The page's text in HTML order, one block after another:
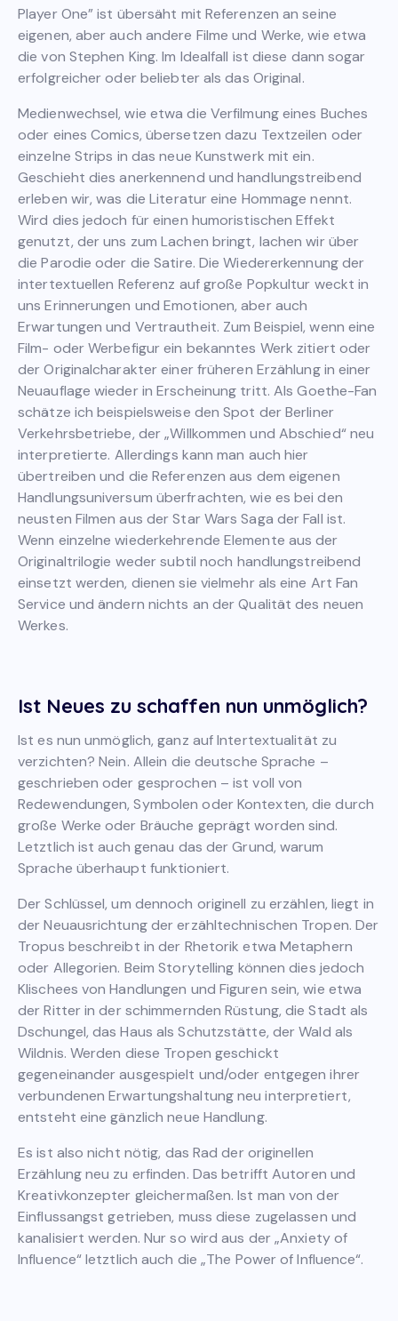
Player One” ist übersäht mit Referenzen an seine
eigenen, aber auch andere Filme und Werke, wie etwa
die von Stephen King. Im Idealfall ist diese dann sogar
erfolgreicher oder beliebter als das Original.
Medienwechsel, wie etwa die Verfilmung eines Buches
oder eines Comics, übersetzen dazu Textzeilen oder
einzelne Strips in das neue Kunstwerk mit ein.
Geschieht dies anerkennend und handlungstreibend
erleben wir, was die Literatur eine Hommage nennt.
Wird dies jedoch für einen humoristischen Effekt
genutzt, der uns zum Lachen bringt, lachen wir über
die Parodie oder die Satire. Die Wiedererkennung der
intertextuellen Referenz auf große Popkultur weckt in
uns Erinnerungen und Emotionen, aber auch
Erwartungen und Vertrautheit. Zum Beispiel, wenn eine
Film- oder Werbefigur ein bekanntes Werk zitiert oder
der Originalcharakter einer früheren Erzählung in einer
Neuauflage wieder in Erscheinung tritt. Als Goethe-Fan
schätze ich beispielsweise den Spot der Berliner
Verkehrsbetriebe, der „Willkommen und Abschied“ neu
interpretierte. Allerdings kann man auch hier
übertreiben und die Referenzen aus dem eigenen
Handlungsuniversum überfrachten, wie es bei den
neusten Filmen aus der Star Wars Saga der Fall ist.
Wenn einzelne wiederkehrende Elemente aus der
Originaltrilogie weder subtil noch handlungstreibend
einsetzt werden, dienen sie vielmehr als eine Art Fan
Service und ändern nichts an der Qualität des neuen
Werkes.
Ist Neues zu schaffen nun unmöglich?
Ist es nun unmöglich, ganz auf Intertextualität zu
verzichten? Nein. Allein die deutsche Sprache –
geschrieben oder gesprochen – ist voll von
Redewendungen, Symbolen oder Kontexten, die durch
große Werke oder Bräuche geprägt worden sind.
Letztlich ist auch genau das der Grund, warum
Sprache überhaupt funktioniert.
Der Schlüssel, um dennoch originell zu erzählen, liegt in
der Neuausrichtung der erzähltechnischen Tropen. Der
Tropus beschreibt in der Rhetorik etwa Metaphern
oder Allegorien. Beim Storytelling können dies jedoch
Klischees von Handlungen und Figuren sein, wie etwa
der Ritter in der schimmernden Rüstung, die Stadt als
Dschungel, das Haus als Schutzstätte, der Wald als
Wildnis. Werden diese Tropen geschickt
gegeneinander ausgespielt und/oder entgegen ihrer
verbundenen Erwartungshaltung neu interpretiert,
entsteht eine gänzlich neue Handlung.
Es ist also nicht nötig, das Rad der originellen
Erzählung neu zu erfinden. Das betrifft Autoren und
Kreativkonzepter gleichermaßen. Ist man von der
Einflussangst getrieben, muss diese zugelassen und
kanalisiert werden. Nur so wird aus der „Anxiety of
Influence“ letztlich auch die „The Power of Influence“.